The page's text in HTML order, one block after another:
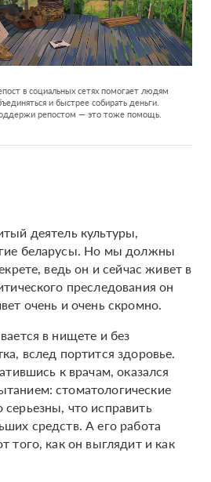
в социальных сетях помогает людям
и быстрее собирать деньги.
репостом — это тоже помощь.
деятель культуры,
беларусы. Но мы должны
ведь он и сейчас живет в
преследования он
очень и очень скромно.
в нищете и без
вслед портится здоровье.
к врачам, оказался
стоматологические
что исправить
средств. А его работа
того, как он выглядит и как